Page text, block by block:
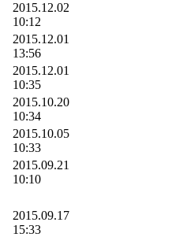
2015.12.02
10:12
2015.12.01
13:56
2015.12.01
10:35
2015.10.20
10:34
2015.10.05
10:33
2015.09.21
10:10
2015.09.17
15:33